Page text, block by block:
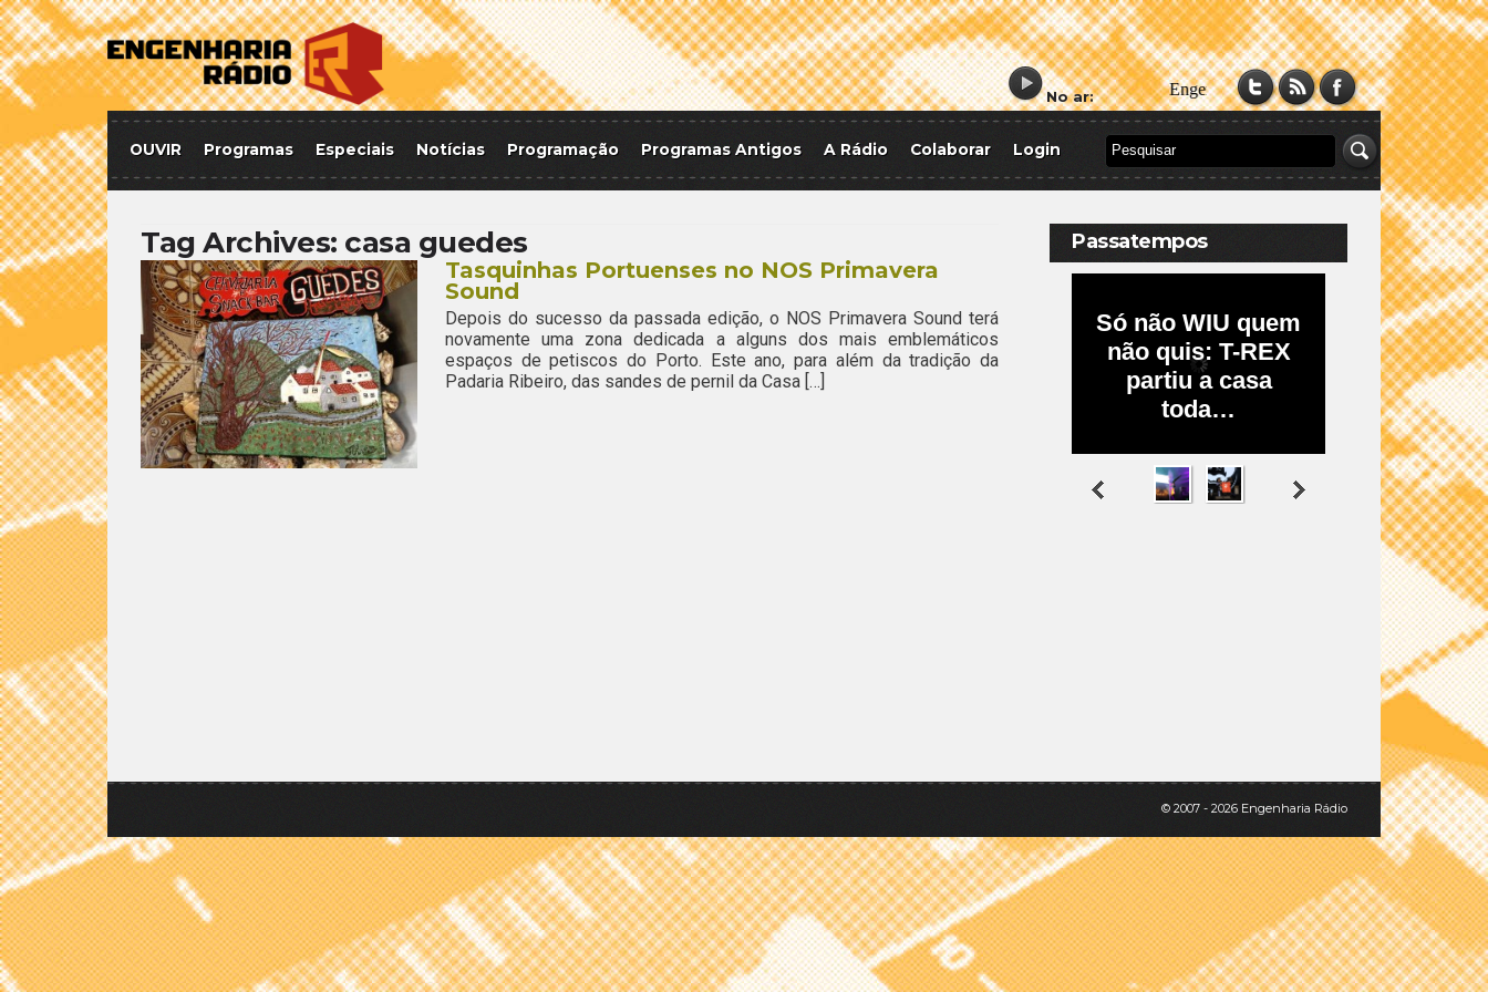
No ar:
OUVIR Programas Especiais Notícias Programação Programas Antigos A Rádio Colaborar Login
Tag Archives: casa guedes
Tasquinhas Portuenses no NOS Primavera
Sound
Depois do sucesso da passada edição, o NOS Primavera Sound terá
novamente uma zona dedicada a alguns dos mais emblemáticos
espaços de petiscos do Porto. Este ano, para além da tradição da
Padaria Ribeiro, das sandes de pernil da Casa […]
Passatempos
© 2007 - 2026 Engenharia Rádio